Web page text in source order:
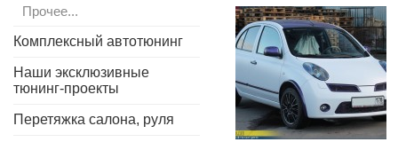
Прочее...
Комплексный автотюнинг
Наши эксклюзивные
тюнинг-проекты
Перетяжка салона, руля